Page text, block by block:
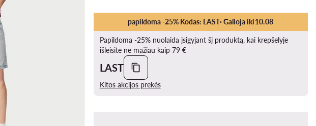
papildoma -25% Kodas: LAST· Galioja iki10.08
Papildoma -25% nuolaida įsigyjant šį produktą, kai krepšelyje
išleisite ne mažiau kaip 79 €
LAST
Kitos akcijos prekės